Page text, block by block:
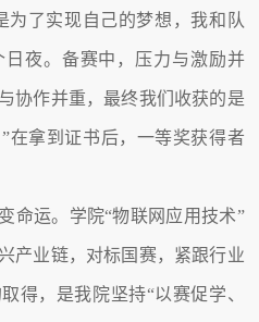
为了实现自己的梦想，我和队
夜。备赛中，压力与激励并
协作并重，最终我们收获的是
在拿到证书后，一等奖获得者
命运。学院“物联网应用技术”
产业链，对标国赛，紧跟行业
得，是我院坚持“以赛促学、